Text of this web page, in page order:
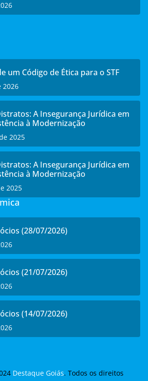
um Código de Ética para o STF
2026
A Insegurança Jurídica em
à Modernização
2025
A Insegurança Jurídica em
à Modernização
2025
(28/07/2026)
(21/07/2026)
(14/07/2026)
Destaque Goiás. Todos os direitos